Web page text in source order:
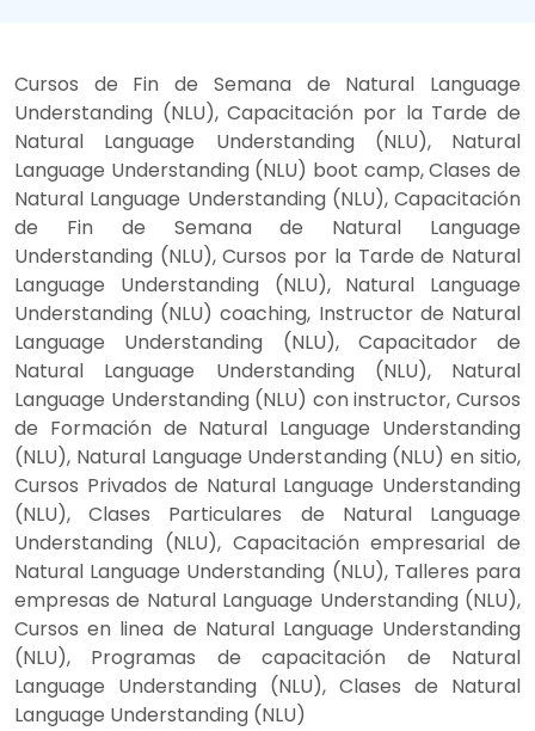
Cursos de Fin de Semana de Natural Language
Understanding (NLU), Capacitación por la Tarde de
Natural Language Understanding (NLU), Natural
Language Understanding (NLU) boot camp, Clases de
Natural Language Understanding (NLU), Capacitación
de Fin de Semana de Natural Language
Understanding (NLU), Cursos por la Tarde de Natural
Language Understanding (NLU), Natural Language
Understanding (NLU) coaching, Instructor de Natural
Language Understanding (NLU), Capacitador de
Natural Language Understanding (NLU), Natural
Language Understanding (NLU) con instructor, Cursos
de Formación de Natural Language Understanding
(NLU), Natural Language Understanding (NLU) en sitio,
Cursos Privados de Natural Language Understanding
(NLU), Clases Particulares de Natural Language
Understanding (NLU), Capacitación empresarial de
Natural Language Understanding (NLU), Talleres para
empresas de Natural Language Understanding (NLU),
Cursos en linea de Natural Language Understanding
(NLU), Programas de capacitación de Natural
Language Understanding (NLU), Clases de Natural
Language Understanding (NLU)